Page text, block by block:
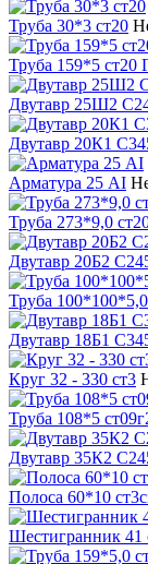
Труба 30*3 ст20
Труба 159*5
Двутавр 25Ш2
Двутавр 20К1
Арматура 25 АI
Труба 273*9,0
Двутавр 20Б2
Труба 100*100*5,0
Двутавр 18Б1
Круг 32 - 330 ст3
Труба 108*5
Двутавр 35К2
Полоса 60*10
Шестигранник 41